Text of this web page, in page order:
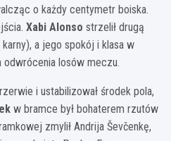
o każdy centymetr boiska.
Xabi Alonso strzelił drugą
a jego spokój i klasa w
odwrócenia losów meczu.
i ustabilizował środek pola,
w bramce był bohaterem rzutów
zmylił Andrija Ševčenkę,